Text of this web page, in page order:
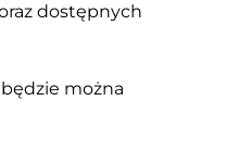
dostępnych
można